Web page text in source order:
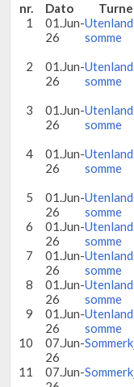
nr. Dato
1
01.Jun-
26
somme
2
01.Jun-
26
somme
3
01.Jun-
26
somme
4
01.Jun-
26
somme
5
01.Jun-
26
somme
6
01.Jun-
26
somme
7
01.Jun-
26
somme
8
01.Jun-
26
somme
9
01.Jun-
26
somme
10
07.Jun-
26
11
07.Jun-